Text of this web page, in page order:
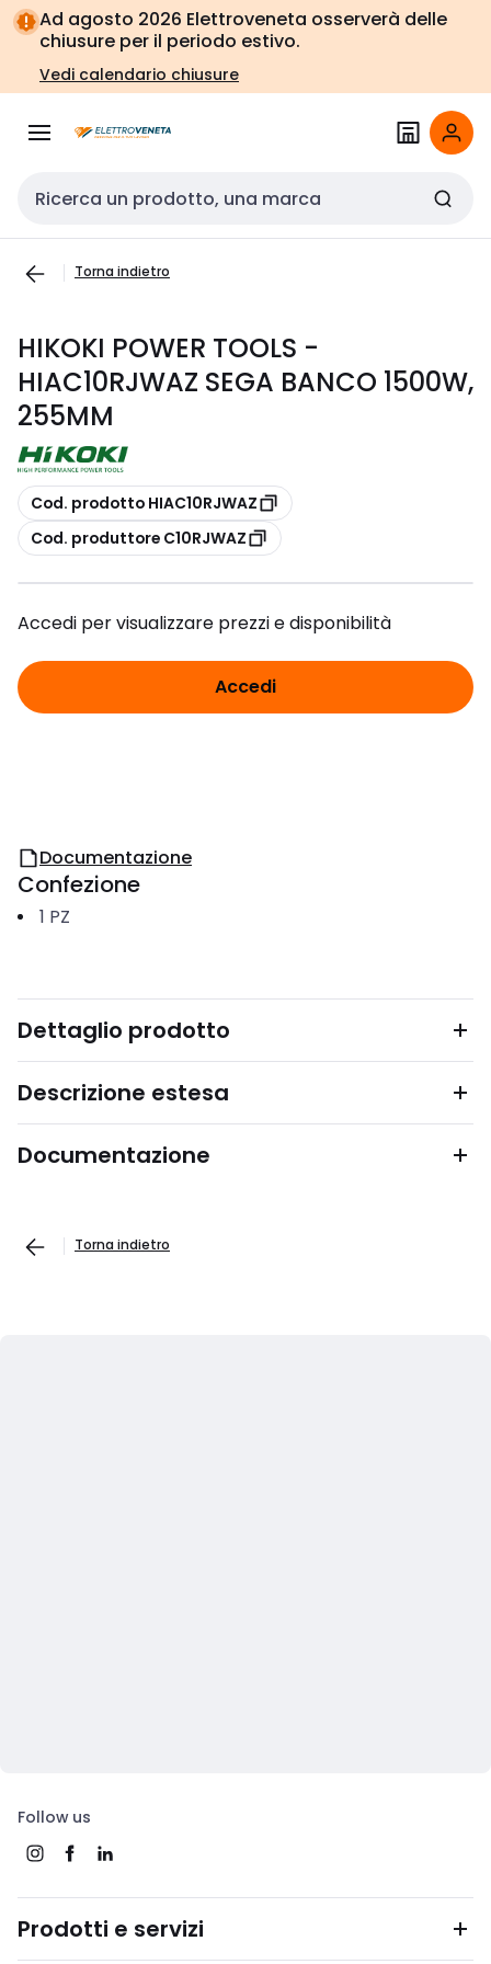
Vai alla
navigazione
Vai
alla
pagina
Ad agosto 2026 Elettroveneta osserverà delle
chiusure per il periodo estivo.
Vedi calendario chiusure
Cerca input
Torna indietro
HIKOKI POWER TOOLS -
HIAC10RJWAZ SEGA BANCO 1500W,
255MM
copia
Cod. prodotto HIAC10RJWAZ
copia
Cod. produttore C10RJWAZ
Accedi per visualizzare prezzi e disponibilità
Accedi
Documentazione
Confezione
1 PZ
Dettaglio prodotto
Descrizione estesa
Documentazione
Torna indietro
Follow us
Prodotti e servizi